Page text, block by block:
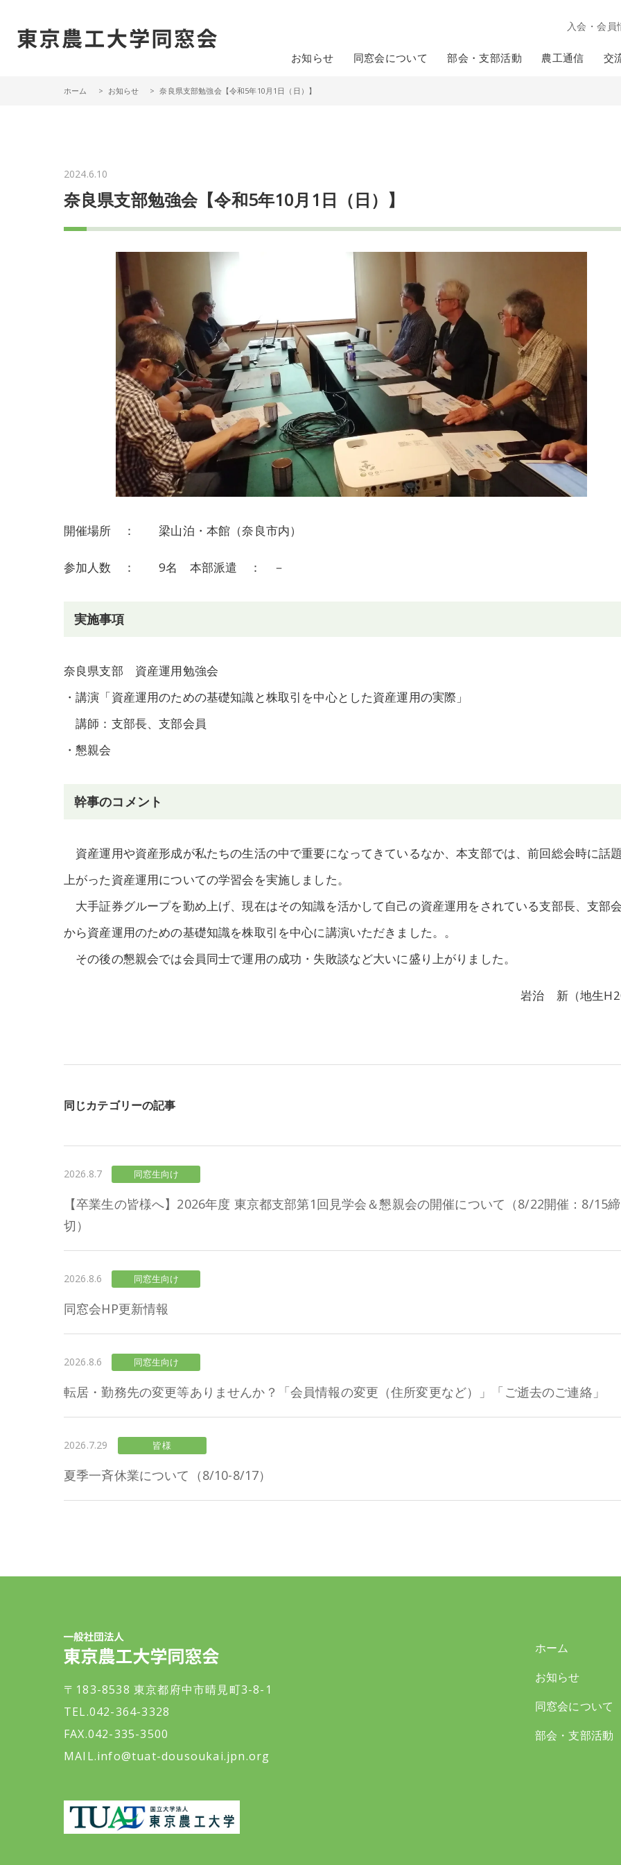
入会・会員
お知らせ 同窓会について 部会・支部活動 農工通信 交
ホーム お知らせ 奈良県支部勉強会【令和5年10月1日（日）】
2024.6.10
奈良県支部勉強会【令和5年10月1日（日）】
開催場所 ： 梁山泊・本館（奈良市内）
参加人数 ： 9名 本部派遣 ： －
実施事項
奈良県支部 資産運用勉強会
・講演「資産運用のための基礎知識と株取引を中心とした資産運用の実際」
講師：支部長、支部会員
・懇親会
幹事のコメント
資産運用や資産形成が私たちの生活の中で重要になってきているなか、本支部では、前回総会時に話
上がった資産運用についての学習会を実施しました。
大手証券グループを勤め上げ、現在はその知識を活かして自己の資産運用をされている支部長、支部
から資産運用のための基礎知識を株取引を中心に講演いただきました。。
その後の懇親会では会員同士で運用の成功・失敗談など大いに盛り上がりました。
岩治 新（地生
同じカテゴリーの記事
2026.8.7 同窓生向け
【卒業生の皆様へ】2026年度 東京都支部第1回見学会＆懇親会の開催について（8/22開催：8/15締
切）
2026.8.6 同窓生向け
同窓会HP更新情報
2026.8.6 同窓生向け
転居・勤務先の変更等ありませんか？「会員情報の変更（住所変更など）」「ご逝去のご連絡」
2026.7.29 皆様
夏季一斉休業について（8/10-8/17）
ホーム
お知らせ
同窓会について
部会・支部活動
〒183-8538 東京都府中市晴見町3-8-1
TEL.042-364-3328
FAX.042-335-3500
MAIL.info@tuat-dousoukai.jpn.org